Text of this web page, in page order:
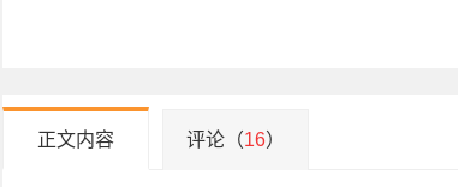
正文内容 评论（16）